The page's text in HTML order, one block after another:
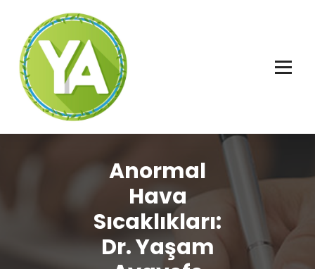
Anormal
Hava
Sıcaklıkları:
Dr. Yaşam